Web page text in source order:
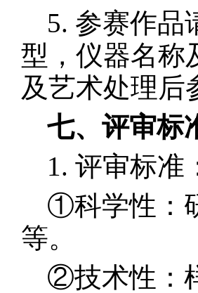
5. 参赛作品
型，仪器名称
及艺术处理后
七、评审标
1. 评审标准
①科学性：
等。
②技术性：